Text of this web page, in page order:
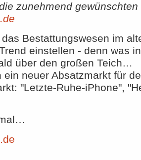
zunehmend
Bestattungswesen im
einstellen - denn was
über den großen Teich…
ein neuer Absatzmarkt für
"Letzte-Ruhe-iPhone",